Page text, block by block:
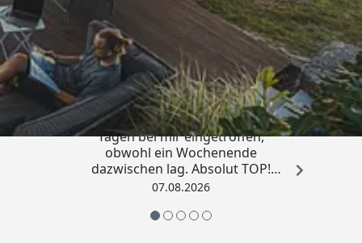
Trusted Shops
4,81/ 5
„Die Bestellung ist innerhalb von 4
Tagen bei mir eingetroffen,
obwohl ein Wochenende
dazwischen lag. Absolut TOP!
Sicherlich nicht die letzte
so.“
07.08.2026